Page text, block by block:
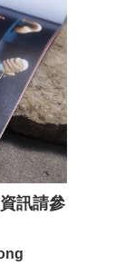
訊請參